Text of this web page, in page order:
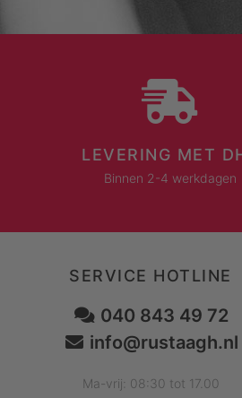
LEVERING MET
Binnen 2-4 werkdagen
SERVICE HOTLINE
040 843 49 72
info@rustaagh.nl
Ma-vrij: 08:30 tot 17.00